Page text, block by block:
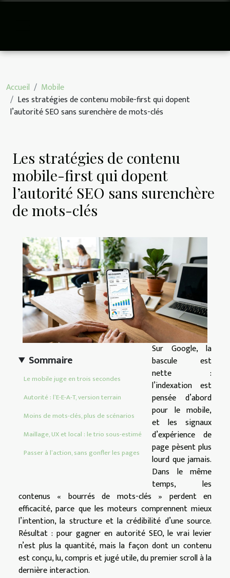
Accueil
Mobile
Les stratégies de contenu mobile-first qui dopent
l’autorité SEO sans surenchère de mots-clés
Les stratégies de contenu
mobile-first qui dopent
l’autorité SEO sans surenchère
de mots-clés
Sommaire
Le mobile juge en trois secondes
Autorité : l’E-E-A-T, version terrain
Moins de mots-clés, plus de scénarios
Maillage, UX et local : le trio sous-estimé
Passer à l’action, sans gonfler les pages
Sur Google, la
bascule est
nette :
l’indexation est
pensée d’abord
pour le mobile,
et les signaux
d’expérience de
page pèsent plus
lourd que jamais.
Dans le même
temps, les
contenus « bourrés de mots-clés » perdent en
efficacité, parce que les moteurs comprennent mieux
l’intention, la structure et la crédibilité d’une source.
Résultat : pour gagner en autorité SEO, le vrai levier
n’est plus la quantité, mais la façon dont un contenu
est conçu, lu, compris et jugé utile, du premier scroll à la
dernière interaction.